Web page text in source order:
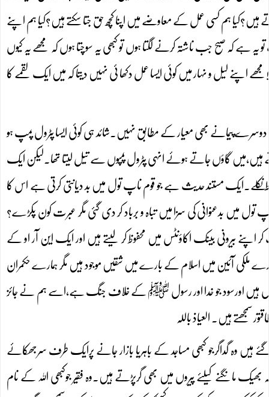
ہم کسی عمل کے معاوضے میں اپنا کچھ حق جتا سکتے ہیں؟کیا ہم اپنے
کہ صبح جب ناشتہ کرنے لگتا ہوں تو کبھی یہ سوچتا ہوں کہ مجھے یہ کیوں
لیل و نہار میں کوئی ایسا عمل دکھا ئی نہیں دیتا کہ میں ایک لقمے کا
پیمانے بھی معیار کے مطابق نہیں۔شائد ہی کوئی ایسا پٹرول پمپ ہو
گاؤں جاتے ہوئے انہی پٹرول پمپوں سے تیل لیتا تھا۔لیکن ایک
نکلے۔ایک مستند حدیث ہے جو قوم ناپ تول میں بد دیانتی کرتی ہے اس کا
میں بدعنوانی کی سزا میں تباہ و برباد کر دی گئی مگر عبرت کون پکڑے؟
بیرونی بینک اکاؤنٹس میں محفوظ کر لیتے ہیں اور ایک این آر او کے
آئین میں اسلام کے بارے میں شقیں موجود ہیں مگر ہمارے حکمران
آئیڈل ہیں اورسود جو خدا اور رسول ﷺ کے خلاف جنگ ہے،اسے ہم نے جائز
ہیں۔ العیاذ باللہ
وہ گداگرجو کبھی مساجد کے باہریا بازار جانے پرایک طرف سرجھکائے
مانگنے کیلئے پیروں میں بھی گرپڑتے ہیں۔وہ فقیر جوکبھی اللہ کے نام